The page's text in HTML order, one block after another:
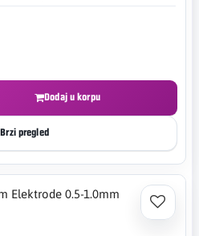
Dodaj u korpu
Brzi pregled